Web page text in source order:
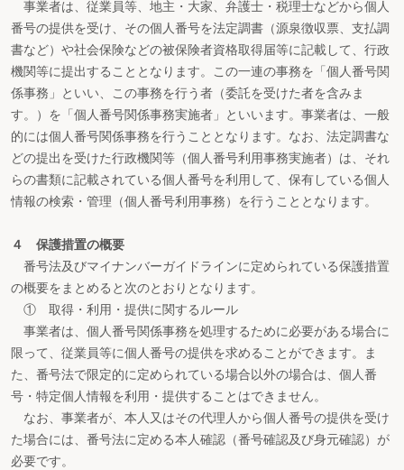
事業者は、従業員等、地主・大家、弁護士・税理士などから個人
番号の提供を受け、その個人番号を法定調書（源泉徴収票、支払調
書など）や社会保険などの被保険者資格取得届等に記載して、行政
機関等に提出することとなります。この一連の事務を「個人番号関
係事務」といい、この事務を行う者（委託を受けた者を含みま
す。）を「個人番号関係事務実施者」といいます。事業者は、一般
的には個人番号関係事務を行うこととなります。なお、法定調書な
どの提出を受けた行政機関等（個人番号利用事務実施者）は、それ
らの書類に記載されている個人番号を利用して、保有している個人
情報の検索・管理（個人番号利用事務）を行うこととなります。
４ 保護措置の概要
番号法及びマイナンバーガイドラインに定められている保護措置
の概要をまとめると次のとおりとなります。
① 取得・利用・提供に関するルール
事業者は、個人番号関係事務を処理するために必要がある場合に
限って、従業員等に個人番号の提供を求めることができます。ま
た、番号法で限定的に定められている場合以外の場合は、個人番
号・特定個人情報を利用・提供することはできません。
なお、事業者が、本人又はその代理人から個人番号の提供を受け
た場合には、番号法に定める本人確認（番号確認及び身元確認）が
必要です。